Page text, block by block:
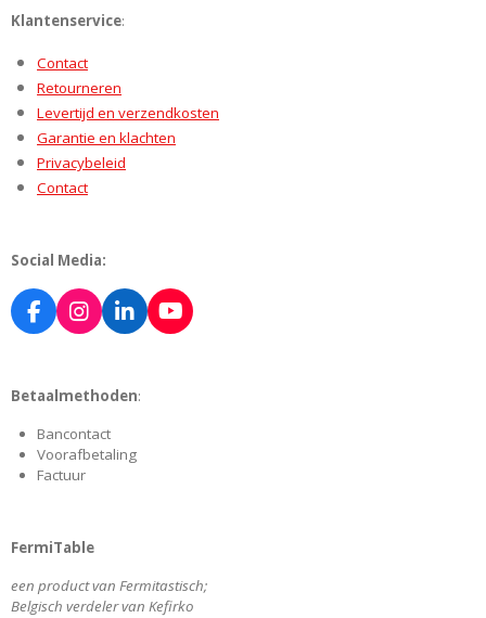
Klantenservice:
Contact
Retourneren
Levertijd en verzendkosten
Garantie en klachten
Privacybeleid
Contact
Social Media:
F
a
b
o
k
I
n
a
r
a
m
L
i
e
n
Y
o
Betaalmethoden:
Bancontact
Voorafbetaling
Factuur
FermiTable
een product van Fermitastisch;
Belgisch verdeler van Kefirko